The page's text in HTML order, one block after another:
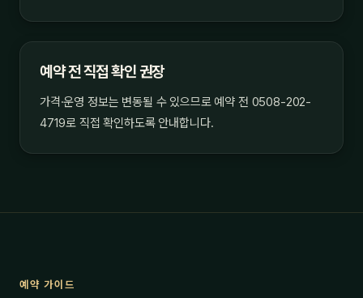
예약 전 직접 확인 권장
가격·운영 정보는 변동될 수 있으므로 예약 전 0508-202-
4719로 직접 확인하도록 안내합니다.
예약 가이드